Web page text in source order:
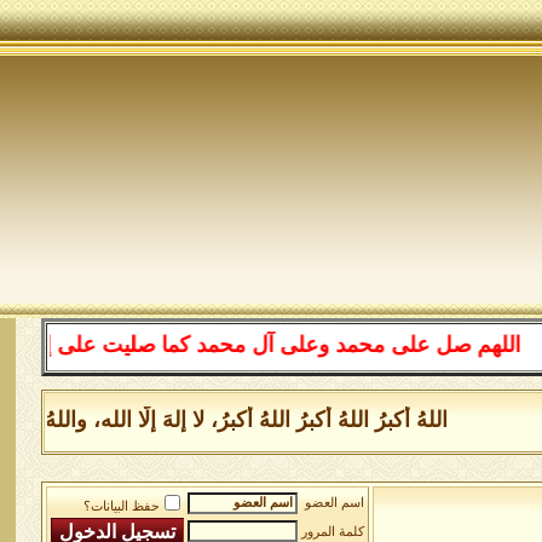
صل على محمد وعلى آل محمد كما صليت على إبراهيم
اللهُ أكبرُ اللهُ أكبرُ اللهُ أكبرُ، لا إلهَ إلَّا الله،
اسم العضو
حفظ البيانات؟
كلمة المرور